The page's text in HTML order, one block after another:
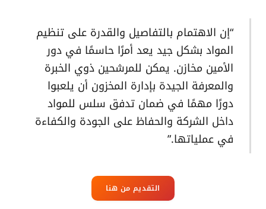
“إن الاهتمام بالتفاصيل والقدرة على تنظيم
المواد بشكل جيد يعد أمرًا حاسمًا في دور
الأمين مخازن. يمكن للمرشحين ذوي الخبرة
والمعرفة الجيدة بإدارة المخزون أن يلعبوا
دورًا مهمًا في ضمان تدفق سلس للمواد
داخل الشركة والحفاظ على الجودة والكفاءة
في عملياتها.”
التقديم من هنا